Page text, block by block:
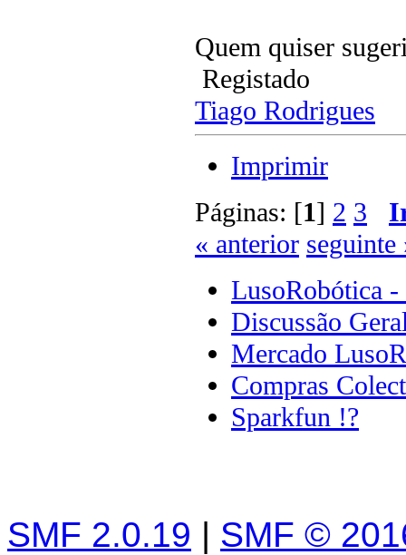
Quem quiser
Registado
Tiago Rodrigues
Imprimir
Páginas: [1] 2 3
« anterior seguinte
LusoRobótica -
Discussão
Mercado
Compras
Sparkfun !?
SMF 2.0.19 | SMF ©